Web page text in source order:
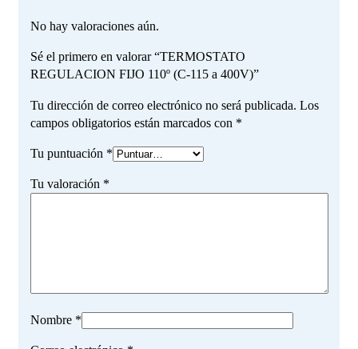
No hay valoraciones aún.
Sé el primero en valorar “TERMOSTATO
REGULACION FIJO 110º (C-115 a 400V)”
Tu dirección de correo electrónico no será publicada. Los
campos obligatorios están marcados con *
Tu puntuación *
Tu valoración *
Nombre *